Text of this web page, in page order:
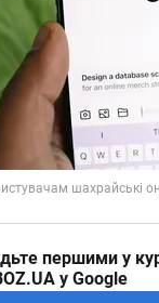
першими у
у Google